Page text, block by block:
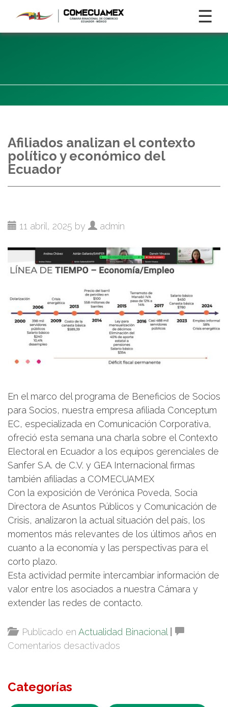
☰
Afiliados analizan el contexto
político y económico del
Ecuador
11 abril, 2025 by admin
En el marco del programa de Beneficios de Socios
para Socios, nuestra empresa afiliada Conceptum
EC, especializada en Comunicación Corporativa,
ofreció esta semana una charla sobre el Contexto
Electoral en Ecuador a los equipos gerenciales de
Sanfer S.A. de C.V. y GEA Internacional firmas
también afiliadas a COMECUAMEX
Con la exposición de Verónica Poveda, Socia
Directora de Asuntos Públicos y Comunicación de
Crisis, analizaron la actual situación del país, los
momentos más relevantes de los últimos años en
cuanto a la economía y las perspectivas para el
corto plazo.
Esta actividad permite intercambiar información de
valor entre los asociados a nuestra Cámara y
extender las redes de contacto.
Publicado en Actualidad Binacional
Comentarios desactivados
Categorías